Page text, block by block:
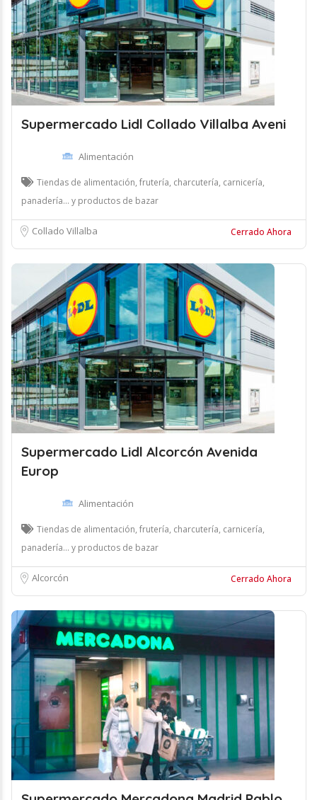
Supermercado Lidl Collado Villalba Aveni
Alimentación
Tiendas de alimentación, frutería, charcutería, carnicería,
panadería... y productos de bazar
Collado Villalba Cerrado Ahora
Supermercado Lidl Alcorcón Avenida
Europ
Alimentación
Tiendas de alimentación, frutería, charcutería, carnicería,
panadería... y productos de bazar
Alcorcón Cerrado Ahora